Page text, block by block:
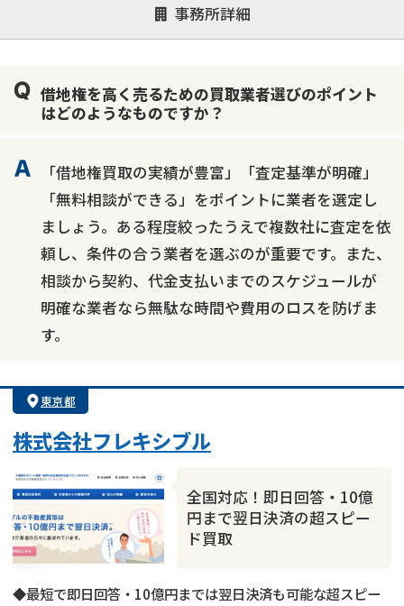
事務所詳細
1億円以上の買取可
借地権を高く売るための買取業者選びのポイント
はどのようなものですか？
「借地権買取の実績が豊富」「査定基準が明確」
「無料相談ができる」をポイントに業者を選定し
ましょう。ある程度絞ったうえで複数社に査定を依
頼し、条件の合う業者を選ぶのが重要です。また、
相談から契約、代金支払いまでのスケジュールが
明確な業者なら無駄な時間や費用のロスを防げま
す。
東京都
株式会社フレキシブル
全国対応！即日回答・10億
円まで翌日決済の超スピー
ド買取
◆最短で即日回答・10億円までは翌日決済も可能な超スピー